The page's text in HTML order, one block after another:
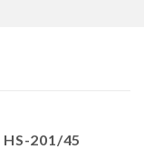
HS-201/45